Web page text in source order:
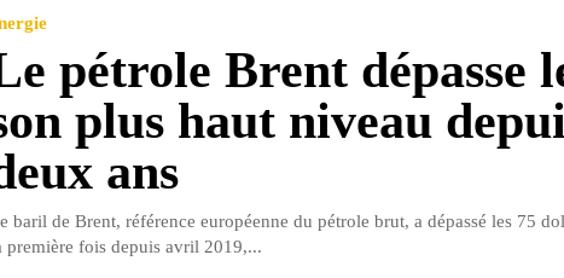
pétrole Brent dépasse
plus haut niveau
ans
baril de Brent, référence européenne du pétrole brut, a dépassé les 75
première fois depuis avril 2019,...